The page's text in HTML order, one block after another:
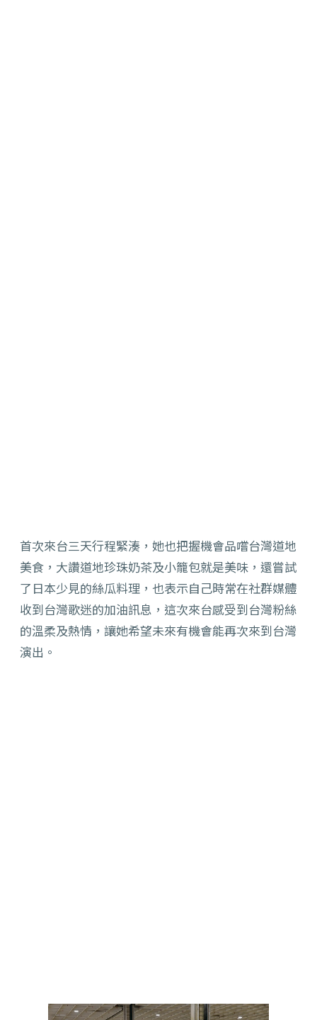
首次來台三天行程緊湊，她也把握機會品嚐台灣道地
美食，大讚道地珍珠奶茶及小籠包就是美味，還嘗試
了日本少見的絲瓜料理，也表示自己時常在社群媒體
收到台灣歌迷的加油訊息，這次來台感受到台灣粉絲
的溫柔及熱情，讓她希望未來有機會能再次來到台灣
演出。